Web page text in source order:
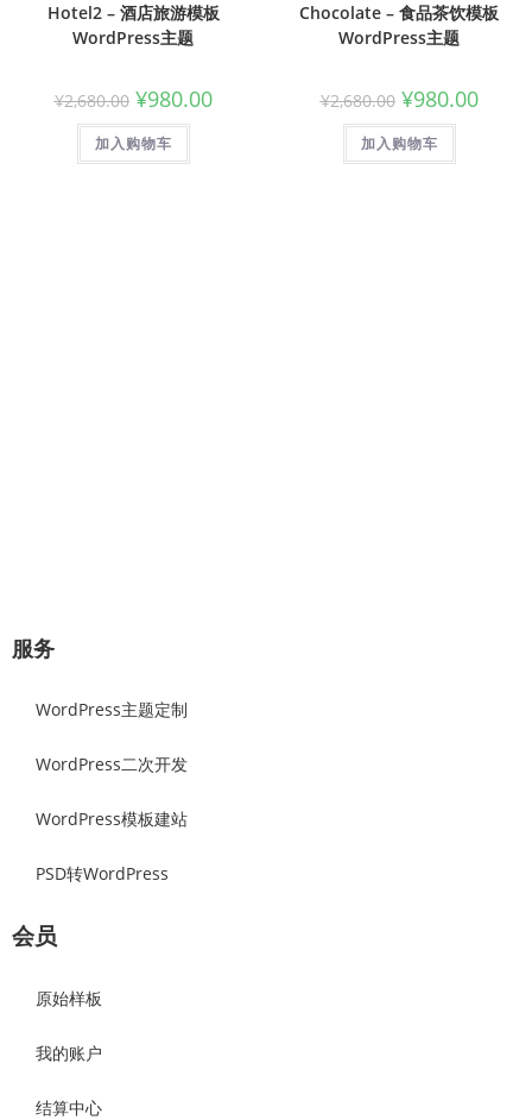
Hotel2 – 酒店旅游模板
WordPress主题
¥2,680.00 ¥980.00
加入购物车
Chocolate – 食品茶饮模板
WordPress主题
¥2,680.00 ¥980.00
加入购物车
服务
WordPress主题定制
WordPress二次开发
WordPress模板建站
PSD转WordPress
会员
原始样板
我的账户
结算中心